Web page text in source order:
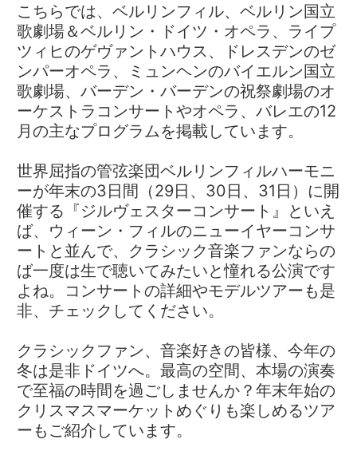
こちらでは、ベルリンフィル、ベルリン国立
歌劇場＆ベルリン・ドイツ・オペラ、ライプ
ツィヒのゲヴァントハウス、ドレスデンのゼ
ンパーオペラ、ミュンヘンのバイエルン国立
歌劇場、バーデン・バーデンの祝祭劇場のオ
ーケストラコンサートやオペラ、バレエの12
月の主なプログラムを掲載しています。
世界屈指の管弦楽団ベルリンフィルハーモニ
ーが年末の3日間（29日、30日、31日）に開
催する『ジルヴェスターコンサート』といえ
ば、ウィーン・フィルのニューイヤーコンサ
ートと並んで、クラシック音楽ファンならの
ば一度は生で聴いてみたいと憧れる公演です
よね。コンサートの詳細やモデルツアーも是
非、チェックしてください。
クラシックファン、音楽好きの皆様、今年の
冬は是非ドイツへ。最高の空間、本場の演奏
で至福の時間を過ごしませんか？年末年始の
クリスマスマーケットめぐりも楽しめるツア
ーもご紹介しています。